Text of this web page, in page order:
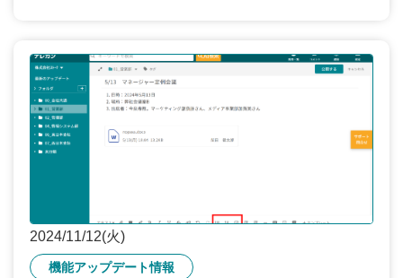
2024/11/12(火)
機能アップデート情報